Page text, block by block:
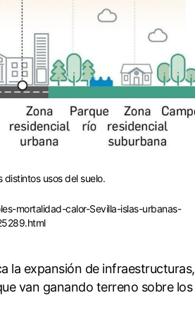
usos del suelo.
mortalidad-calor-Sevilla-islas-urbanas-
la expansión de infraestructuras,
van ganando terreno sobre los